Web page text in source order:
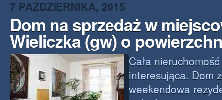
7 PAŹDZIERNIKA, 2015
Dom na sprzedaż w
Wieliczka (gw) o
Cała
interesująca. Dom
weekendowa